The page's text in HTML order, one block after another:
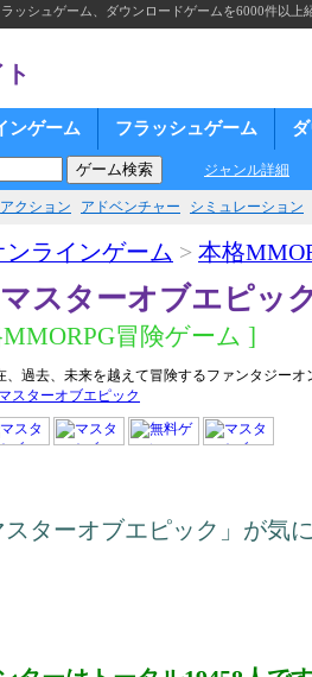
ッシュゲーム、ダウンロードゲームを6000件以上
ンゲーム フラッシュゲーム
ジャンル詳細
アクション アドベンチャー シミュレーション
ンラインゲーム > 本格
スターオブエピッ
冒険ゲーム ]
、過去、未来を越えて冒険するファンタジー
ターオブエピック」が気